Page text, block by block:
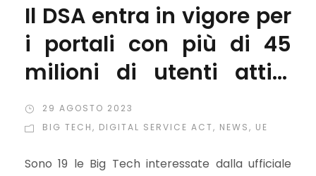
Il DSA entra in vigore per
i portali con più di 45
milioni di utenti attivi
mensili
29 AGOSTO 2023
BIG TECH, DIGITAL SERVICE ACT, NEWS, UE
Sono 19 le Big Tech interessate dalla ufficiale